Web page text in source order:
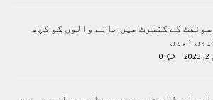
سوئفٹ کے کنسرٹ میں جانے والوں کو کچھ
نہیں
0